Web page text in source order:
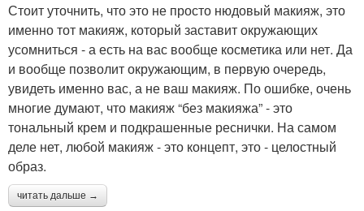
Стоит уточнить, что это не просто нюдовый макияж, это
именно тот макияж, который заставит окружающих
усомниться - а есть на вас вообще косметика или нет. Да
и вообще позволит окружающим, в первую очередь,
увидеть именно вас, а не ваш макияж. По ошибке, очень
многие думают, что макияж “без макияжа” - это
тональный крем и подкрашенные реснички. На самом
деле нет, любой макияж - это концепт, это - целостный
образ.
читать дальше →